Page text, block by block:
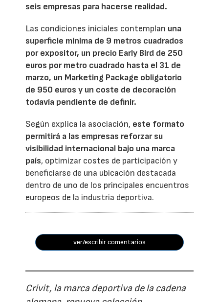
seis empresas para hacerse realidad.
Las condiciones iniciales contemplan una
superficie mínima de 9 metros cuadrados
por expositor, un precio Early Bird de 250
euros por metro cuadrado hasta el 31 de
marzo, un Marketing Package obligatorio
de 950 euros y un coste de decoración
todavía pendiente de definir.
Según explica la asociación, este formato
permitirá a las empresas reforzar su
visibilidad internacional bajo una marca
país, optimizar costes de participación y
beneficiarse de una ubicación destacada
dentro de uno de los principales encuentros
europeos de la industria deportiva.
ver/escribir comentarios
Crivit, la marca deportiva de la cadena